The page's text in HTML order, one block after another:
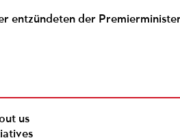
entzündeten der
us